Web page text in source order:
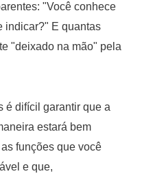
"Você conhece
indicar?" E quantas
"deixado na mão" pela
é difícil garantir que a
estará bem
funções que você
e que,